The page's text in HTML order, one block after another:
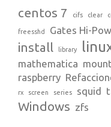
centos 7 cifs clear
freesshd Gates Hi-
install library
mathematica mount
raspberry
rx screen series squid
Windows zfs